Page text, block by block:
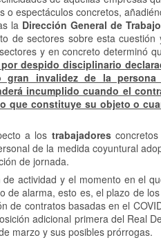
o espectáculos concretos,
la Dirección General de Trabajo
de sectores sobre esta
y en concreto determinó
despido disciplinario
gran invalidez de la
incumplido cuando el
que constituye su objeto o
a los trabajadoresconcretos
de la medida coyuntural
de jornada.
actividad y el momento en el
de alarma, esto es, el plazo de
de contratos basadas en el
adicional primera del Real
marzo y sus posibles prórrogas.